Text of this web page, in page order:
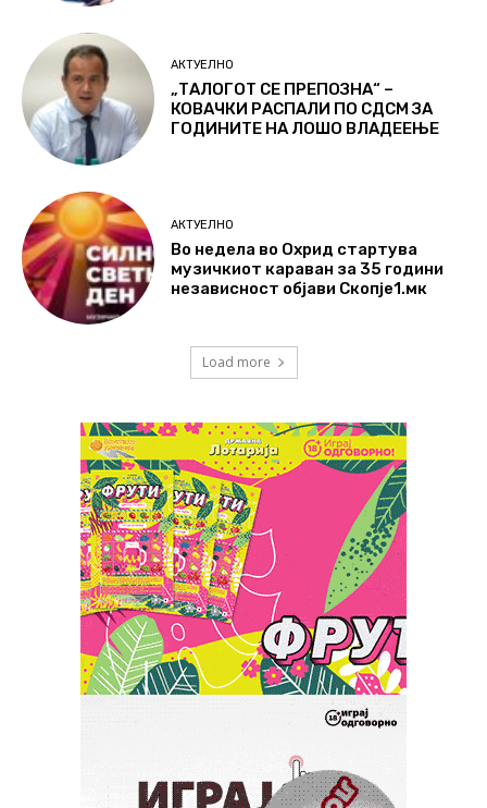
АКТУЕЛНО
„ТАЛОГОТ СЕ ПРЕПОЗНА“ –
КОВАЧКИ РАСПАЛИ ПО СДСМ ЗА
ГОДИНИТЕ НА ЛОШО ВЛАДЕЕЊЕ
АКТУЕЛНО
Во недела во Охрид стартува
музичкиот караван за 35 години
независност објави Скопје1.мк
Load more